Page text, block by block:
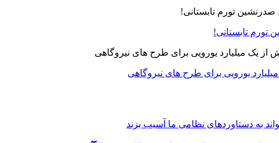
یورویی برای طرح های نیروگاهی